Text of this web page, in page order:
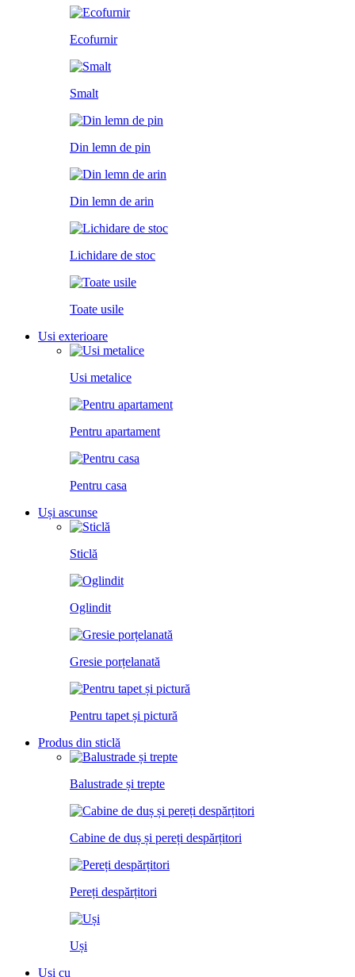
Ecofurnir
Smalt
Din lemn de pin
Din lemn de arin
Lichidare de stoc
Toate usile
Usi exterioare
Usi metalice
Pentru apartament
Pentru casa
Uși ascunse
Sticlă
Oglindit
Gresie porțelanată
Pentru tapet și pictură
Produs din sticlă
Balustrade și trepte
Cabine de duș și pereți despărțitori
Pereți despărțitori
Uși
Usi cu